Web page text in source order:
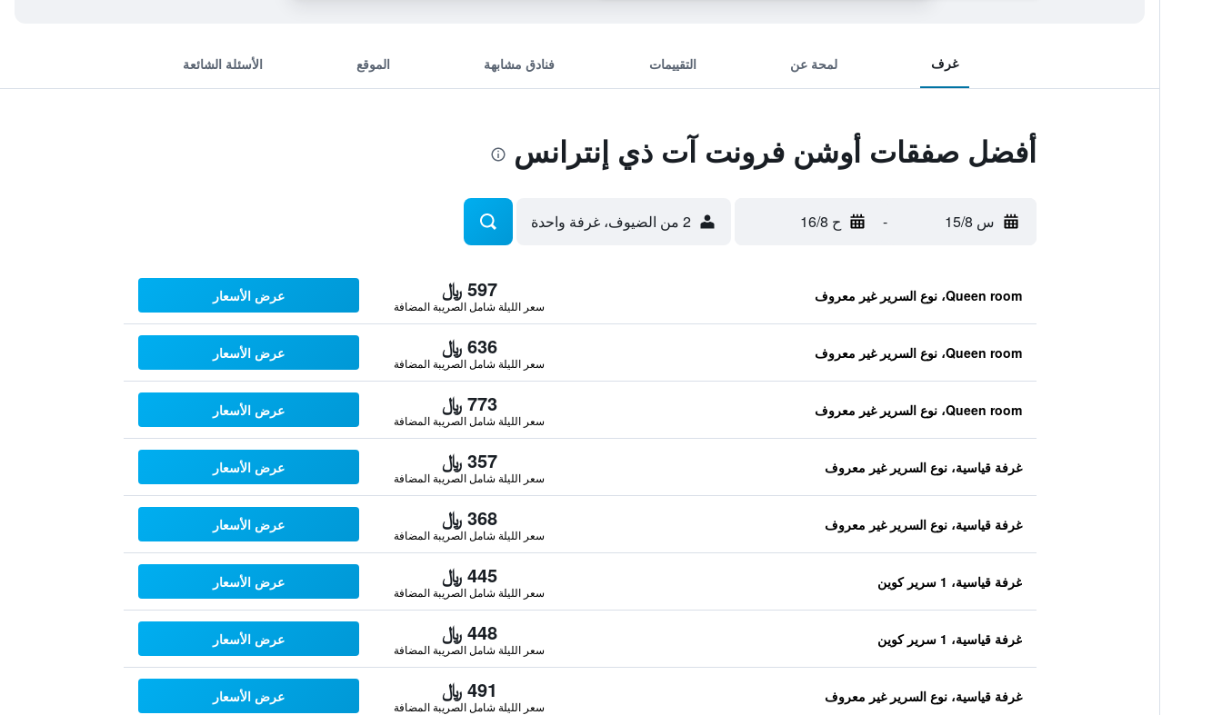
غرف لمحة عن التقييمات فنادق مشابهة الموقع الأسئلة الشائعة
أفضل صفقات أوشن فرونت آت ذي إنترانس
س 15/8 - ح 16/8 2 من الضيوف، غرفة واحدة
Queen room، نوع السرير غير معروف 597 ﷼
سعر الليلة شامل الصريبة المضافة
عرض الأسعار
Queen room، نوع السرير غير معروف 636 ﷼
سعر الليلة شامل الصريبة المضافة
عرض الأسعار
Queen room، نوع السرير غير معروف 773 ﷼
سعر الليلة شامل الصريبة المضافة
عرض الأسعار
غرفة قياسية، نوع السرير غير معروف 357 ﷼
سعر الليلة شامل الصريبة المضافة
عرض الأسعار
غرفة قياسية، نوع السرير غير معروف 368 ﷼
سعر الليلة شامل الصريبة المضافة
عرض الأسعار
غرفة قياسية، 1 سرير كوين 445 ﷼
سعر الليلة شامل الصريبة المضافة
عرض الأسعار
غرفة قياسية، 1 سرير كوين 448 ﷼
سعر الليلة شامل الصريبة المضافة
عرض الأسعار
غرفة قياسية، نوع السرير غير معروف 491 ﷼
سعر الليلة شامل الصريبة المضافة
عرض الأسعار